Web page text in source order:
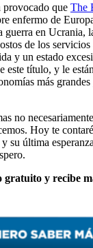
provocado que The
enfermo de
guerra en Ucrania,
de los servicios
y un estado
este título, y le
más
no
Hoy te
su última
gratuito y recibe